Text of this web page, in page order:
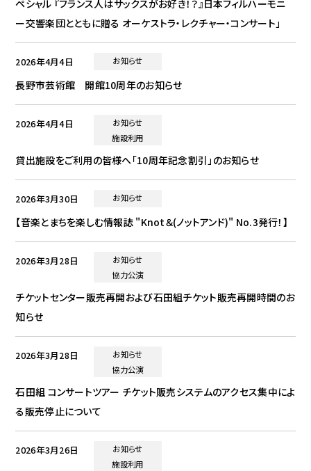
ペシャル 『フランス人はサックスがお好き！？』日本フィルハーモニ
ー交響楽団とともに贈る オーケストラ・レクチャー・コンサート」
2026年4月4日 お知らせ
長野市芸術館 開館10周年のお知らせ
2026年4月4日
お知らせ
施設利用
貸出施設をご利用の皆様へ「10周年記念割引」のお知らせ
2026年3月30日 お知らせ
【音楽とまちを楽しむ情報誌 "Knot＆(ノットアンド)" No.3発行！】
2026年3月28日
お知らせ
協力公演
チケットセンター販売再開および石田組チケット販売再開時間のお
知らせ
2026年3月28日
お知らせ
協力公演
石田組 コンサートツアー チケット販売システムのアクセス集中によ
る販売停止について
2026年3月26日
お知らせ
施設利用